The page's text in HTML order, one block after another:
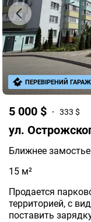
5 000 $ 333 $
ул.
Ближнее замостье
15 м²
Продается
территорией, с
поставить
ПЕРЕВІРЕНИЙ ГАРАЖ